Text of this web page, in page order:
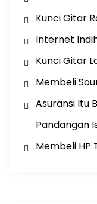
Kunci Gitar
Internet
Kunci Gitar
Membeli
Asuransi Itu
Pandangan
Membeli HP